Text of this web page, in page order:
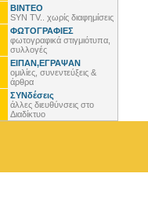
ΒΙΝΤΕΟ
SYN TV.. χωρίς διαφημίσεις
ΦΩΤΟΓΡΑΦΙΕΣ
φωτογραφικά στιγμιότυπα,
συλλογές
ΕΙΠΑΝ,ΕΓΡΑΨΑΝ
ομιλίες, συνεντεύξεις &
άρθρα
ΣΥΝδέσεις
άλλες διευθύνσεις στο
Διαδίκτυο